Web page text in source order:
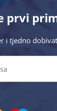
prvi
i tjedno